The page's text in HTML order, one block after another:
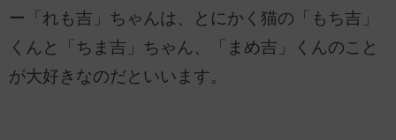
ー「れも吉」ちゃんは、とにかく猫の「もち吉」
くんと「ちま吉」ちゃん、「まめ吉」くんのこと
が大好きなのだといいます。